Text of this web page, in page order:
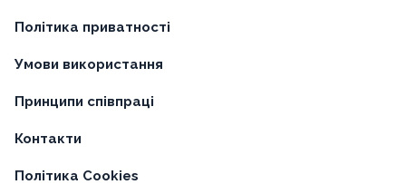
Політика приватності
Умови використання
Принципи співпраці
Контакти
Політика Cookies